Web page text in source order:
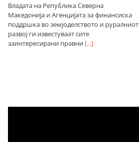
Владата на Република Северна
Македонија и Агенцијата за финансиска
поддршка во земјоделството и руралниот
развој ги известуваат сите
заинтересирани правни [...]